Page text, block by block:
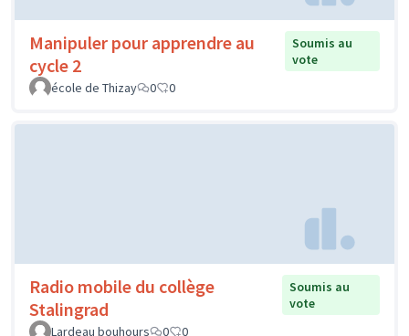
Manipuler pour apprendre au
cycle 2
Soumis au
vote
école de Thizay
0 0
Radio mobile du collège
Stalingrad
Soumis au
vote
Lardeau bouhours
0 0